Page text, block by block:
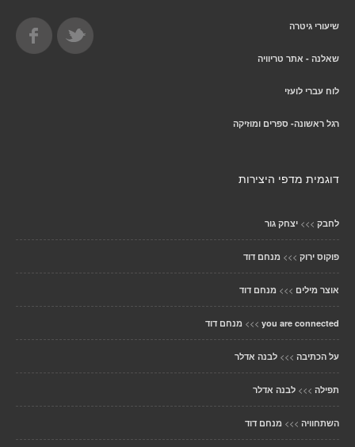
שיעורי גיטרה
שאלנה - אתר טריוויה
לוח עברי לועזי
רגל ראשונה- ספרים ומוזיקה
דוגמית מדפי היצירות
לחבק >>> יצחק גור
פוקוס ירוק >>> מנחם דוד
אוצר מילים >>> מנחם דוד
you are connected
>>> מנחם דוד
על הכתיבה >>> לבנה אדלר
תפילה >>> לבנה אדלר
השתחוויה >>> מנחם דוד